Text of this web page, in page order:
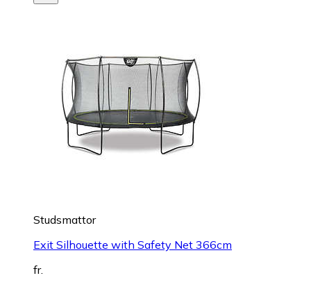
Studsmattor
Exit Silhouette with Safety Net 366cm
fr.